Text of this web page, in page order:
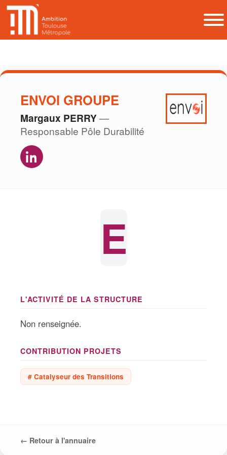
ENVOI GROUPE
Margaux PERRY—
Responsable Pôle Durabilité
E
L'ACTIVITÉ DE LA STRUCTURE
Non renseignée.
CONTRIBUTION PROJETS
# Catalyseur des Transitions
← Retour à l'annuaire